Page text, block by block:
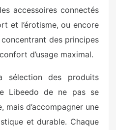
accessoires connectés
et l’érotisme, ou encore
des principes
d’usage maximal.
des produits
Libeedo de ne pas se
mais d’accompagner une
et durable. Chaque